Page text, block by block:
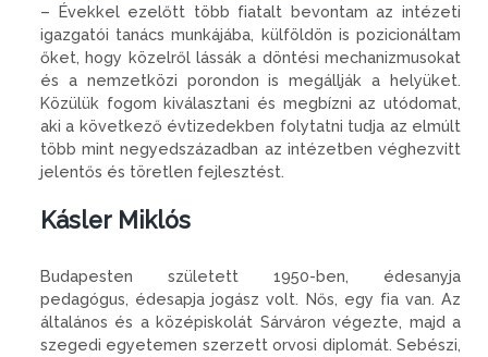
– Évekkel ezelőtt több fiatalt bevontam az intézeti
igazgatói tanács munkájába, külföldön is pozicionáltam
őket, hogy közelről lássák a döntési mechanizmusokat
és a nemzetközi porondon is megállják a helyüket.
Közülük fogom kiválasztani és megbízni az utódomat,
aki a következő évtizedekben folytatni tudja az elmúlt
több mint negyedszázadban az intézetben véghezvitt
jelentős és töretlen fejlesztést.
Kásler Miklós
Budapesten született 1950-ben, édesanyja
pedagógus, édesapja jogász volt. Nős, egy fia van. Az
általános és a középiskolát Sárváron végezte, majd a
szegedi egyetemen szerzett orvosi diplomát. Sebészi,